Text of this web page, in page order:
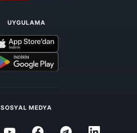
UYGULAMA
SOSYAL MEDYA